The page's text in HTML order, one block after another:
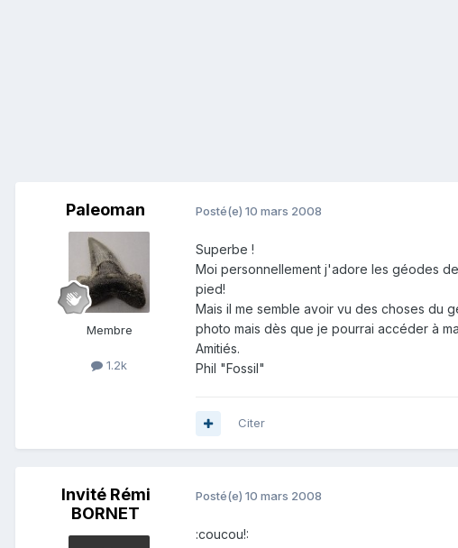
Paleoman
Membre
1.2k
Posté(e) 10 mars 2008
Superbe !
Moi personnellement j'adore les géodes
pied!
Mais il me semble avoir vu des choses du
photo mais dès que je pourrai accéder à
Amitiés.
Phil "Fossil"
Citer
Invité Rémi
BORNET
Posté(e) 10 mars 2008
:coucou!: